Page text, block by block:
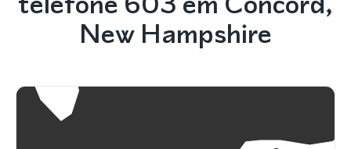
New Hampshire